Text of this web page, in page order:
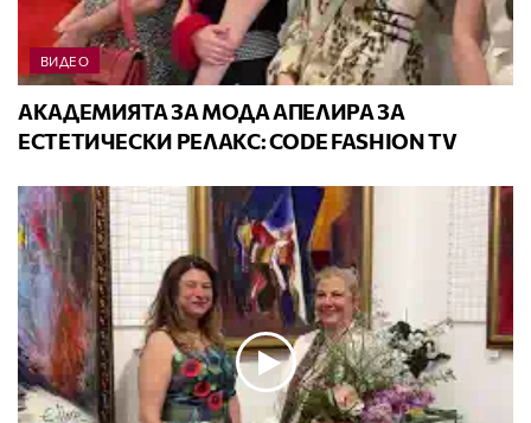
ВИДЕО
АКАДЕМИЯТА ЗА МОДА АПЕЛИРА ЗА
ЕСТЕТИЧЕСКИ РЕЛАКС: CODE FASHION TV